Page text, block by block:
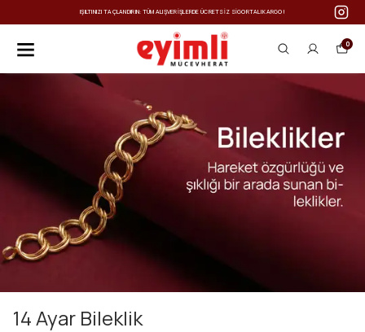
IŞILTINIZI TAÇLANDIRIN: TÜM ALIŞVERIŞLERDE ÜCRETSIZ SIGORTALI KARGO!
0
14 Ayar Bileklik